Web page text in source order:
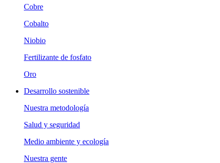
Cobre
Cobalto
Niobio
Fertilizante de fosfato
Oro
Desarrollo sostenible
Nuestra metodología
Salud y seguridad
Medio ambiente y ecología
Nuestra gente